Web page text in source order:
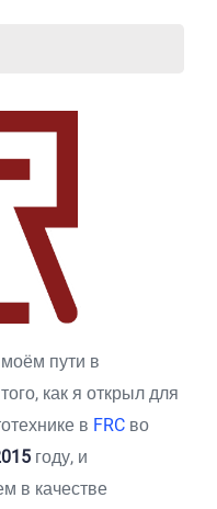
пути в
как я открыл для
в FRCво
году, и
в качестве